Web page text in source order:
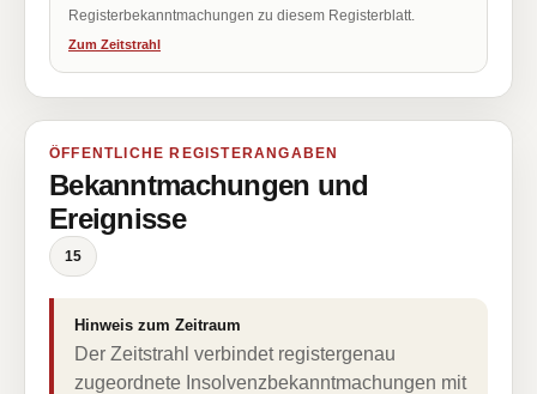
Registerbekanntmachungen zu diesem Registerblatt.
Zum Zeitstrahl
ÖFFENTLICHE REGISTERANGABEN
Bekanntmachungen und
Ereignisse
15
Hinweis zum Zeitraum
Der Zeitstrahl verbindet registergenau
zugeordnete Insolvenzbekanntmachungen mit